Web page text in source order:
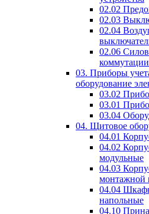
02.02
02.03
02.04
02.06
03. Приборы
оборудование
03.02
03.01
03.04
04. Щитовое
04.01
04.02
модульные
04.03
монтажной
04.04
напольные
04.10